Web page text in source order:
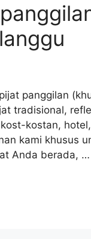
panggilan
tradisional,
kostan,
kami khusus
Anda berada, …